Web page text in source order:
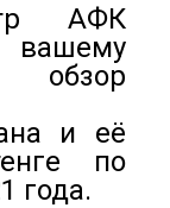
АФК
и её
по
года.